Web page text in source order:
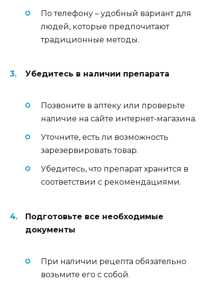
По телефону – удобный вариант для
людей, которые предпочитают
традиционные методы.
Убедитесь в наличии препарата
Позвоните в аптеку или проверьте
наличие на сайте интернет-магазина.
Уточните, есть ли возможность
зарезервировать товар.
Убедитесь, что препарат хранится в
соответствии с рекомендациями.
Подготовьте все необходимые
документы
При наличии рецепта обязательно
возьмите его с собой.